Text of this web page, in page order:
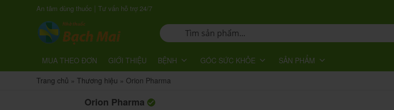
An tâm dùng thuốc | Tư vấn hỗ trợ 24/7
MUA THEO ĐƠN GIỚI THIỆU BỆNH GÓC SỨC KHỎE
SẢN PHẨM
Trang chủ » Thương hiệu » Orion Pharma
Orion Pharma